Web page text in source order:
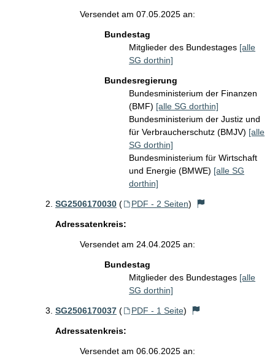
Versendet am 07.05.2025 an:
Bundestag
Mitglieder des Bundestages [alle
SG dorthin]
Bundesregierung
Bundesministerium der Finanzen
(BMF) [alle SG dorthin]
Bundesministerium der Justiz und
für Verbraucherschutz (BMJV) [alle
SG dorthin]
Bundesministerium für Wirtschaft
und Energie (BMWE) [alle SG
dorthin]
SG2506170030 ( PDF - 2 Seiten)
Adressatenkreis:
Versendet am 24.04.2025 an:
Bundestag
Mitglieder des Bundestages [alle
SG dorthin]
SG2506170037 ( PDF - 1 Seite)
Adressatenkreis:
Versendet am 06.06.2025 an: